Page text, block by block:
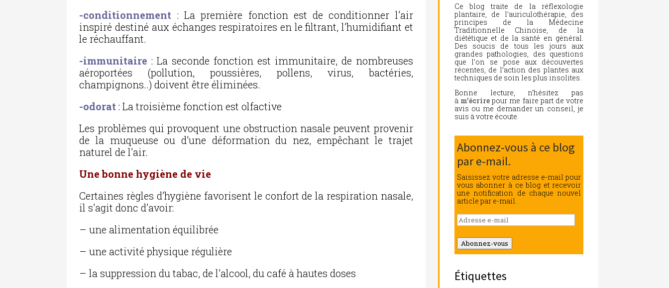
-conditionnement : La première fonction est de conditionner l’air
inspiré destiné aux échanges respiratoires en le filtrant, l’humidifiant et
le réchauffant.
-immunitaire : La seconde fonction est immunitaire, de nombreuses
aéroportées (pollution, poussières, pollens, virus, bactéries,
champignons..) doivent être éliminées.
-odorat: La troisième fonction est olfactive
Les problèmes qui provoquent une obstruction nasale peuvent provenir
de la muqueuse ou d’une déformation du nez, empêchant le trajet
naturel de l’air.
Une bonne hygiène de vie
Certaines règles d’hygiène favorisent le confort de la respiration nasale,
il s’agit donc d’avoir:
– une alimentation équilibrée
– une activité physique régulière
– la suppression du tabac, de l’alcool, du café à hautes doses
Ce blog traite de la réflexologie
plantaire, de l’auriculothérapie, des
principes de la Médecine
Traditionnelle Chinoise, de la
diététique et de la santé en général.
Des soucis de tous les jours aux
grandes pathologies, des questions
que l’on se pose aux découvertes
récentes, de l’action des plantes aux
techniques de soin les plus insolites.
Bonne lecture, n’hésitez pas
à m’écrire pour me faire part de votre
avis ou me demander un conseil, je
suis à votre écoute.
Abonnez-vous à ce blog
par e-mail.
Saisissez votre adresse e-mail pour
vous abonner à ce blog et recevoir
une notification de chaque nouvel
article par e-mail.
Adresse
e-
mail
Abonnez-vous
Étiquettes